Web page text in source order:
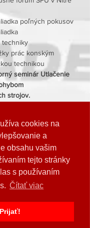
cookies na
a
obsahu vašim
tejto stránky
s používaním
Čítať viac
Prijať!
poľných pokusov
techniky
prác konským
technikou
seminár Utlačenie
strojov.
- pred tribúnou